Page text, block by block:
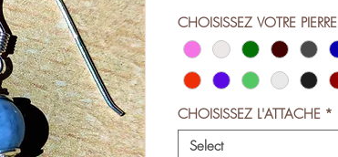
CHOISISSEZ VOTRE PIERRE
CHOISISSEZ L'ATTACHE *
Select